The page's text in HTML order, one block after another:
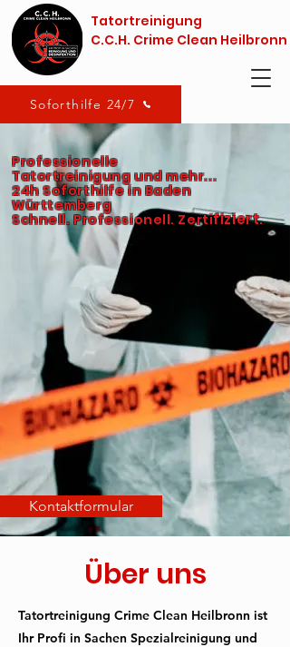
Soforthilfe 24/7
Tatortreinigung
C.C.H. Crime Clean Heilbronn
Professionelle
Tatortreinigung und mehr...
24h Soforthilfe in Baden
Württemberg
Schnell. Professionell. Zertifiziert.
Kontaktformular
Über uns
Tatortreinigung Crime Clean Heilbronn ist
Ihr Profi in Sachen Spezialreinigung und